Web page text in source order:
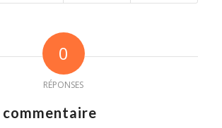
0
RÉPONSES
commentaire